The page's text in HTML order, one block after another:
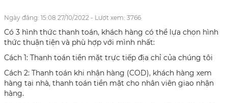
Ngày đăng: 15:08 27/10/2022 - Lượt xem: 3766
Có 3 hình thức thanh toán, khách hàng có thể lựa chọn hình
thức thuận tiện và phù hợp với mình nhất:
Cách 1: Thanh toán tiền mặt trực tiếp địa chỉ của chúng tôi
Cách 2: Thanh toán khi nhận hàng (COD), khách hàng xem
hàng tại nhà, thanh toán tiền mặt cho nhân viên giao nhận
hàng.